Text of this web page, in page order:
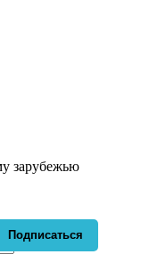
зарубежью